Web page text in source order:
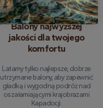
Balony najwyższej
jakości dla twojego
komfortu
Latamy tylko najlepsze, dobrze
utrzymane balony, aby zapewnić
gładką i wygodną podróż nad
oszałamiającymi krajobrazami
Kapadocji.